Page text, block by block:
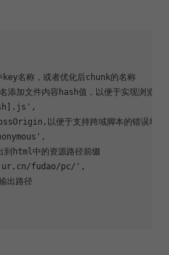
名称，或者优化后chunk的名称
加文件内容hash值，以便于实现浏览器
,
以便于支持跨域脚本的错误堆栈
,
到html中的资源路径前缀
fudao/pc/' ,
出路径